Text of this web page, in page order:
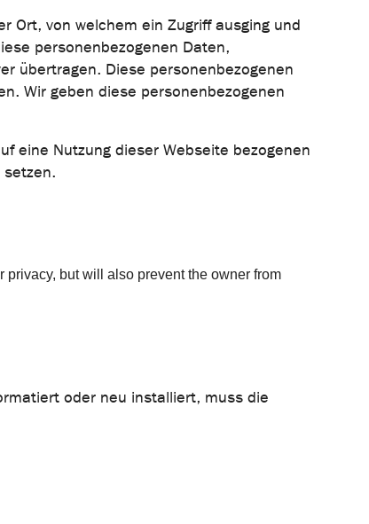
Ort, von welchem ein Zugriff ausging und
personenbezogenen Daten,
übertragen. Diese personenbezogenen
Wir geben diese personenbezogenen
eine Nutzung dieser Webseite bezogenen
setzen.
but will also prevent the owner from
oder neu installiert, muss die